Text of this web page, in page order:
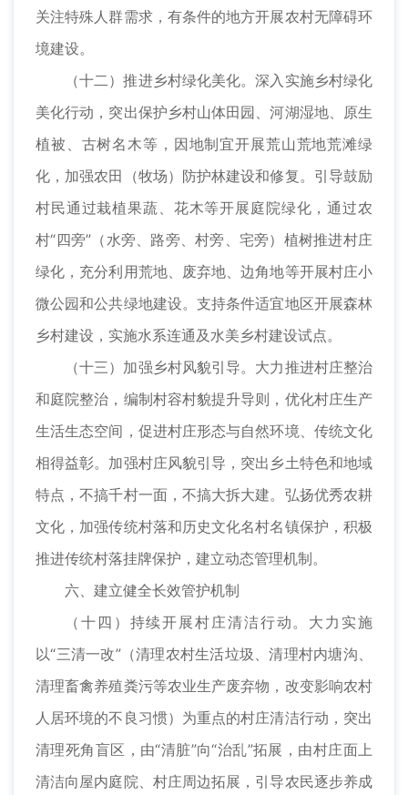
关注特殊人群需求，有条件的地方开展农村无障碍环
境建设。
（十二）推进乡村绿化美化。深入实施乡村绿化
美化行动，突出保护乡村山体田园、河湖湿地、原生
植被、古树名木等，因地制宜开展荒山荒地荒滩绿
化，加强农田（牧场）防护林建设和修复。引导鼓励
村民通过栽植果蔬、花木等开展庭院绿化，通过农
村“四旁”（水旁、路旁、村旁、宅旁）植树推进村庄
绿化，充分利用荒地、废弃地、边角地等开展村庄小
微公园和公共绿地建设。支持条件适宜地区开展森林
乡村建设，实施水系连通及水美乡村建设试点。
（十三）加强乡村风貌引导。大力推进村庄整治
和庭院整治，编制村容村貌提升导则，优化村庄生产
生活生态空间，促进村庄形态与自然环境、传统文化
相得益彰。加强村庄风貌引导，突出乡土特色和地域
特点，不搞千村一面，不搞大拆大建。弘扬优秀农耕
文化，加强传统村落和历史文化名村名镇保护，积极
推进传统村落挂牌保护，建立动态管理机制。
六、建立健全长效管护机制
（十四）持续开展村庄清洁行动。大力实施
以“三清一改”（清理农村生活垃圾、清理村内塘沟、
清理畜禽养殖粪污等农业生产废弃物，改变影响农村
人居环境的不良习惯）为重点的村庄清洁行动，突出
清理死角盲区，由“清脏”向“治乱”拓展，由村庄面上
清洁向屋内庭院、村庄周边拓展，引导农民逐步养成